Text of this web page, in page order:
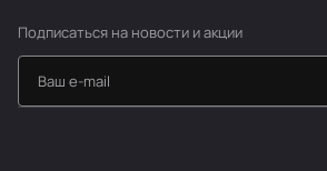
Подписаться на новости и акции